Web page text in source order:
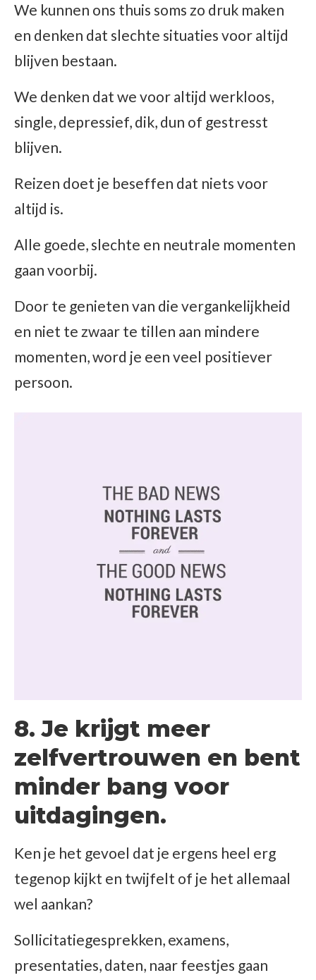
We kunnen ons thuis soms zo druk maken
en denken dat slechte situaties voor altijd
blijven bestaan.
We denken dat we voor altijd werkloos,
single, depressief, dik, dun of gestresst
blijven.
Reizen doet je beseffen dat niets voor
altijd is.
Alle goede, slechte en neutrale momenten
gaan voorbij.
Door te genieten van die vergankelijkheid
en niet te zwaar te tillen aan mindere
momenten, word je een veel positiever
persoon.
8. Je krijgt meer
zelfvertrouwen en bent
minder bang voor
uitdagingen.
Ken je het gevoel dat je ergens heel erg
tegenop kijkt en twijfelt of je het allemaal
wel aankan?
Sollicitatiegesprekken, examens,
presentaties, daten, naar feestjes gaan